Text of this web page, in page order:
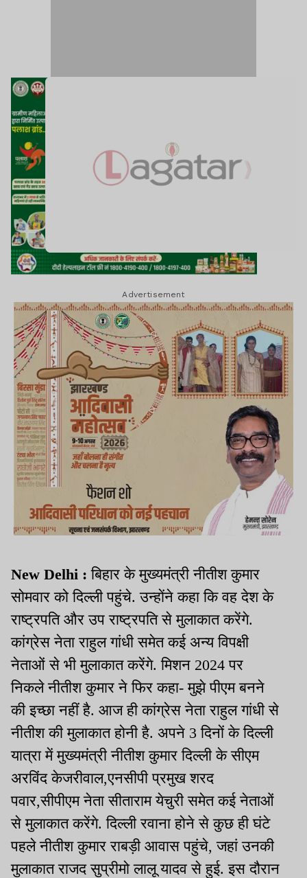
Advertisement
New Delhi : बिहार के मुख्यमंत्री नीतीश कुमार
सोमवार को दिल्लीपहुंचे. उन्होंने कहा कि वह देश के
राष्ट्रपति और उप राष्ट्रपति से मुलाकातकरेंगे.
कांग्रेस नेता राहुल गांधी समेत कई अन्य विपक्षी
नेताओं से भी मुलाकातकरेंगे. मिशन 2024 पर
निकले नीतीश कुमार ने फिर कहा- मुझे पीएम बनने
की इच्छा नहींहै. आज ही कांग्रेस नेता राहुल गांधी से
नीतीश की मुलाकात होनीहै. अपने 3 दिनों के दिल्ली
यात्रा में मुख्यमंत्री नीतीश कुमार दिल्ली के सीएम
अरविंद केजरीवाल,एनसीपी प्रमुख शरद
पवार,सीपीएम नेता सीताराम येचुरी समेत कई नेताओं
से मुलाकातकरेंगे. दिल्ली रवाना होने से कुछ ही घंटे
पहले नीतीश कुमारराबड़ीआवास पहुंचे, जहां उनकी
मुलाकात राजद सुप्रीमो लालू यादव सेहुई. इस दौरान